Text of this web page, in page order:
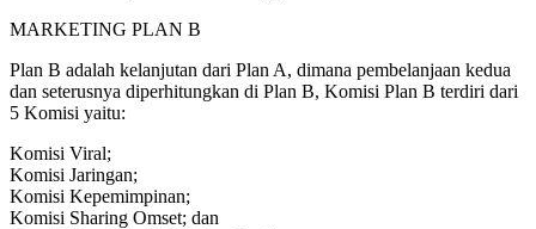
MARKETING PLAN B
Plan B adalah kelanjutan dari Plan A, dimana pembelanjaan kedua
dan seterusnya diperhitungkan di Plan B, Komisi Plan B terdiri dari
5 Komisi yaitu:
Komisi Viral;
Komisi Jaringan;
Komisi Kepemimpinan;
Komisi Sharing Omset; dan